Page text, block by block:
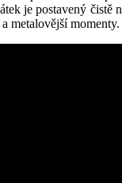
je postavený čistě
metalovější momenty.